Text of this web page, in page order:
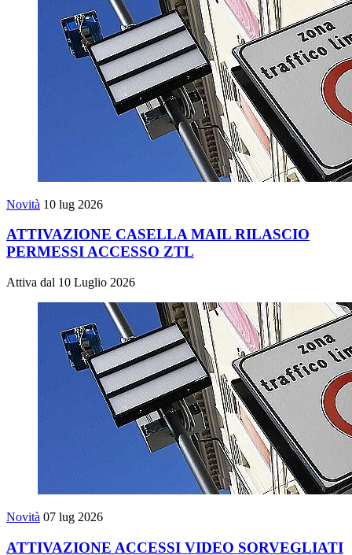
Novità 10 lug 2026
ATTIVAZIONE CASELLA MAIL RILASCIO
PERMESSI ACCESSO ZTL
Attiva dal 10 Luglio 2026
Novità 07 lug 2026
ATTIVAZIONE ACCESSI VIDEO SORVEGLIATI